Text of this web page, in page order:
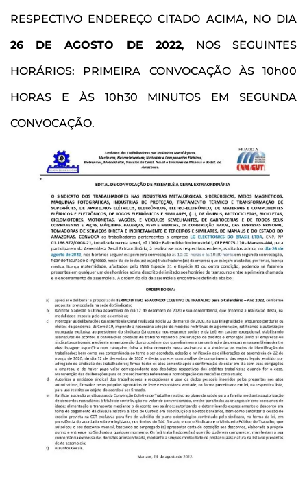
RESPECTIVO ENDEREÇO CITADO ACIMA, NO DIA
26 DE AGOSTO DE 2022, NOS SEGUINTES
HORÁRIOS: PRIMEIRA CONVOCAÇÃO ÀS 10h00
HORAS E ÀS 10h30 MINUTOS EM SEGUNDA
CONVOCAÇÃO.